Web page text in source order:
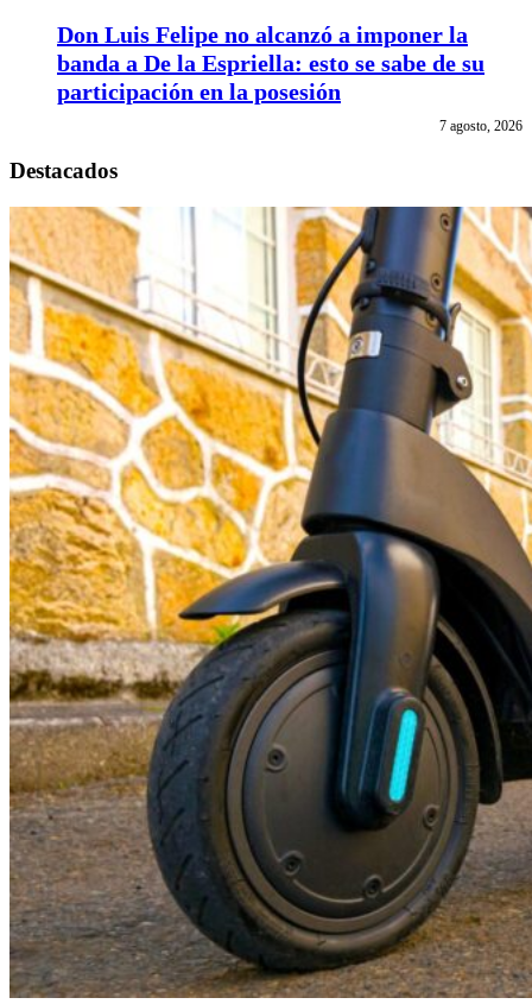
Don Luis Felipe no alcanzó a imponer la
banda a De la Espriella: esto se sabe de su
participación en la posesión
7 agosto, 2026
Destacados